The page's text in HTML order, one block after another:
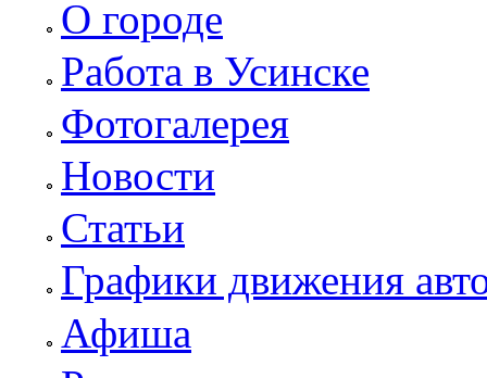
О городе
Работа в Усинске
Фотогалерея
Новости
Статьи
Графики движения
Афиша